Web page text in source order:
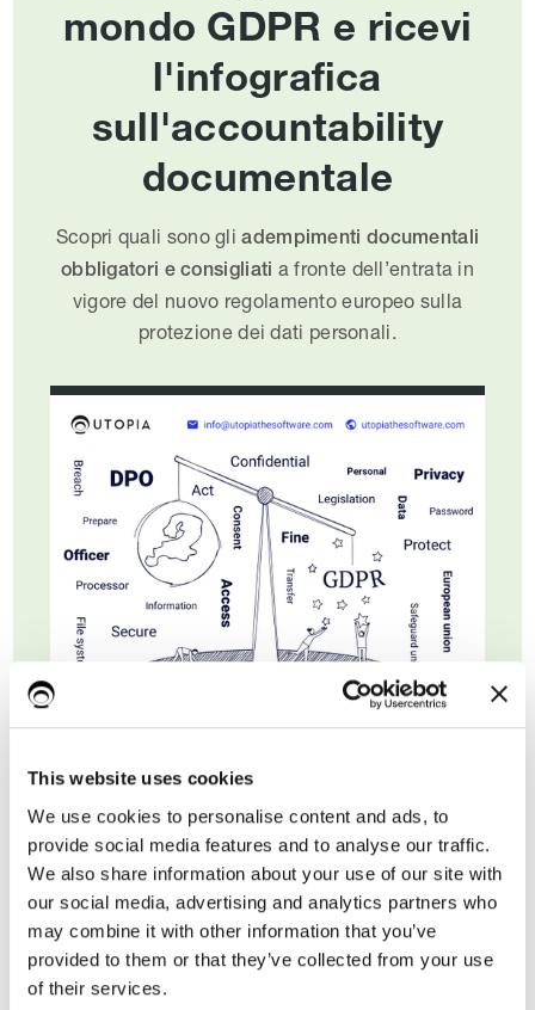
This website uses cookies
We use cookies to personalise content and ads, to
provide social media features and to analyse our traffic.
We also share information about your use of our site with
our social media, advertising and analytics partners who
may combine it with other information that you’ve
provided to them or that they’ve collected from your use
of their services.
mondo GDPR e ricevi
l'infografica
sull'accountability
documentale
Scopri quali sono gliadempimenti documentali
obbligatori e consigliati a fronte dell’entrata in
vigore del nuovo regolamento europeo sulla
protezione dei dati personali.
Cognome
Email di lavoro*